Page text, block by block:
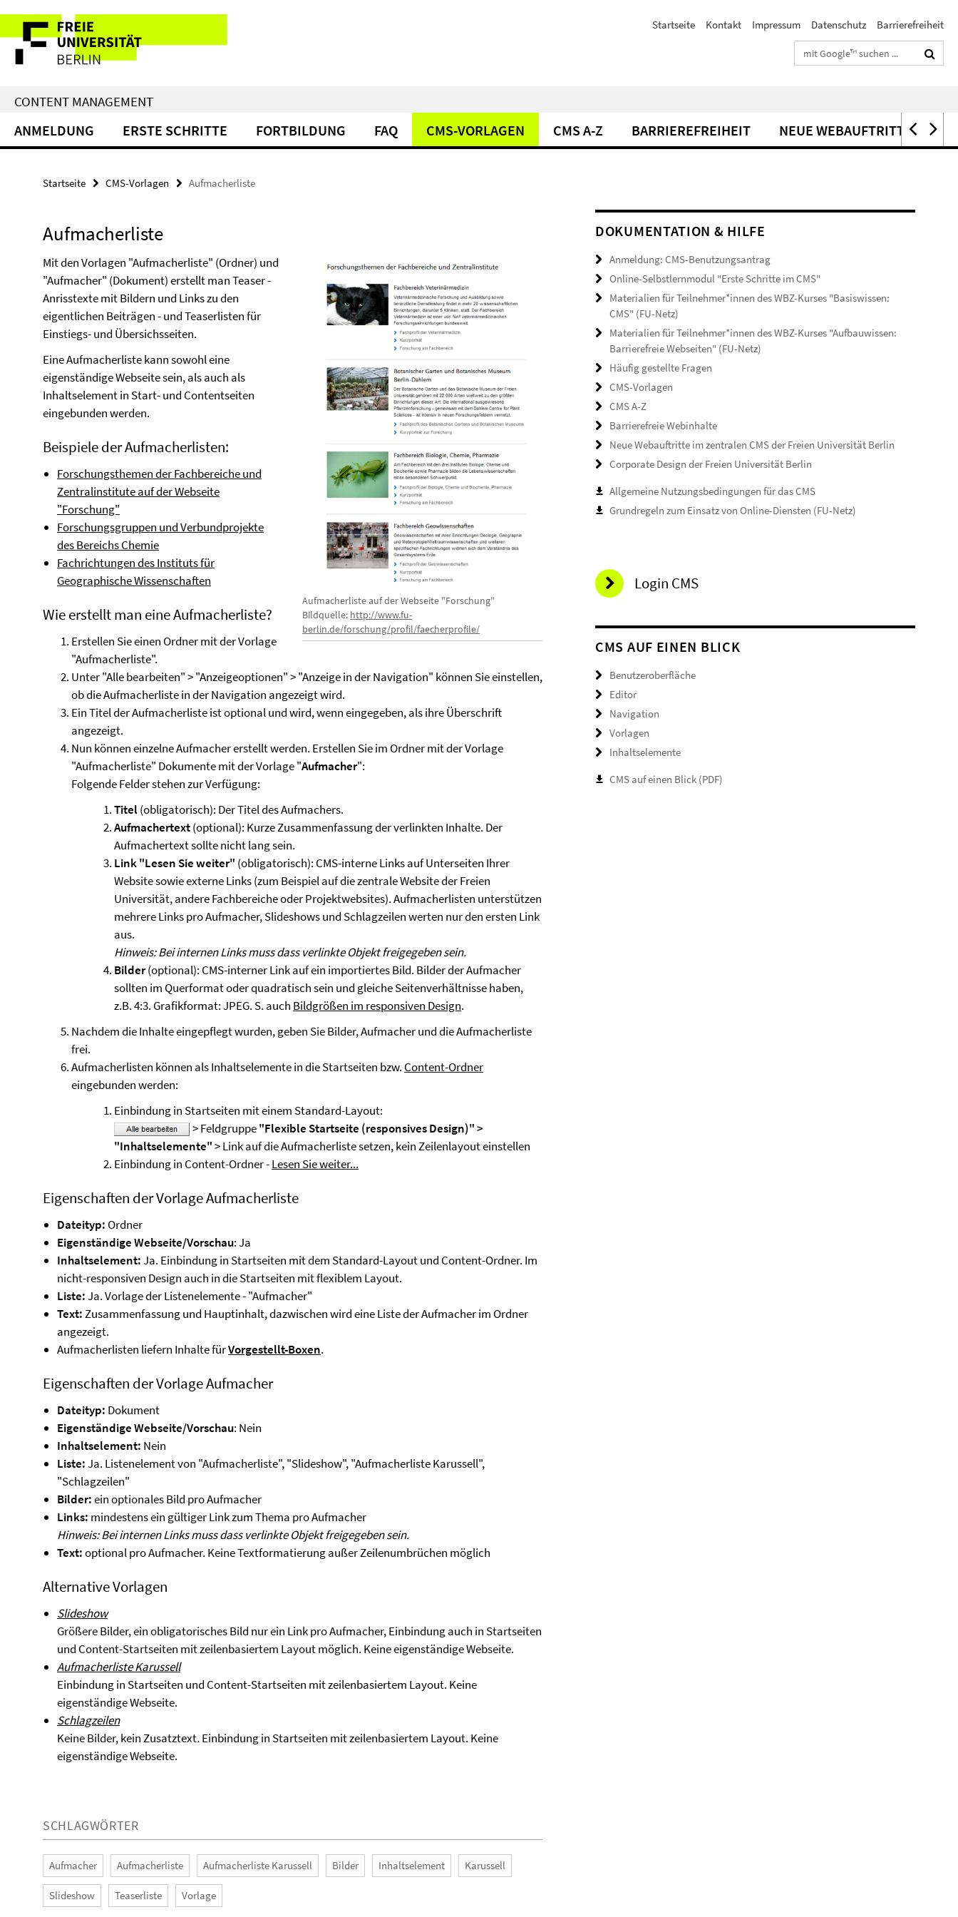
Service-
Navigation
Startseite Kontakt Impressum Datenschutz
Barrierefreiheit
Suchbegriffe
CONTENT MANAGEMENT
ANMELDUNG ERSTE SCHRITTE FORTBILDUNG FAQ CMS-VORLAGEN CMS A-Z BARRIEREFREIHEIT NEUE WEBAUFTRITTE
Startseite CMS-Vorlagen Aufmacherliste
Aufmacherliste
Aufmacherliste auf der Webseite "Forschung"
Bildquelle: http://www.fu-
berlin.de/forschung/profil/faecherprofile/
Mit den Vorlagen "Aufmacherliste" (Ordner) und
"Aufmacher" (Dokument) erstellt man Teaser -
Anrisstexte mit Bildern und Links zu den
eigentlichen Beiträgen - und Teaserlisten für
Einstiegs- und Übersichsseiten.
Eine Aufmacherliste kann sowohl eine
eigenständige Webseite sein, als auch als
Inhaltselement in Start- und Contentseiten
eingebunden werden.
Beispiele der Aufmacherlisten:
Forschungsthemen der Fachbereiche und
Zentralinstitute auf der Webseite
"Forschung"
Forschungsgruppen und Verbundprojekte
des Bereichs Chemie
Fachrichtungen des Instituts für
Geographische Wissenschaften
Wie erstellt man eine Aufmacherliste?
Erstellen Sie einen Ordner mit der Vorlage
"Aufmacherliste".
Unter "Alle bearbeiten" > "Anzeigeoptionen" > "Anzeige in der Navigation" können Sie einstellen,
ob die Aufmacherliste in der Navigation angezeigt wird.
Ein Titel der Aufmacherliste ist optional und wird, wenn eingegeben, als ihre Überschrift
angezeigt.
Nun können einzelne Aufmacher erstellt werden. Erstellen Sie im Ordner mit der Vorlage
"Aufmacherliste" Dokumente mit der Vorlage "Aufmacher":
Folgende Felder stehen zur Verfügung:
Titel(obligatorisch): Der Titel des Aufmachers.
Aufmachertext(optional): Kurze Zusammenfassung der verlinkten Inhalte. Der
Aufmachertext sollte nicht lang sein.
Link "Lesen Sie weiter" (obligatorisch): CMS-interne Links auf Unterseiten Ihrer
Website sowie externe Links (zum Beispiel auf die zentrale Website der Freien
Universität, andere Fachbereiche oder Projektwebsites). Aufmacherlisten unterstützen
mehrere Links pro Aufmacher, Slideshows und Schlagzeilen werten nur den ersten Link
aus.
Hinweis: Bei internen Links muss dass verlinkte Objekt freigegeben sein.
Bilder(optional): CMS-interner Link auf ein importiertes Bild. Bilder der Aufmacher
sollten im Querformat oder quadratisch sein und gleiche Seitenverhältnisse haben,
z.B. 4:3. Grafikformat: JPEG. S. auch Bildgrößen im responsiven Design.
Nachdem die Inhalte eingepflegt wurden, geben Sie Bilder, Aufmacher und die Aufmacherliste
frei.
Aufmacherlisten können als Inhaltselemente in die Startseiten bzw. Content-Ordner
eingebunden werden:
Einbindung in Startseiten mit einem Standard-Layout:
> Feldgruppe"Flexible Startseite (responsives Design)" >
"Inhaltselemente"> Link auf die Aufmacherliste setzen, kein Zeilenlayout einstellen
Einbindung in Content-Ordner -Lesen Sie weiter...
Eigenschaften der Vorlage Aufmacherliste
Dateityp: Ordner
Eigenständige Webseite/Vorschau: Ja
Inhaltselement:Ja. Einbindung in Startseiten mit dem Standard-Layout und Content-Ordner. Im
nicht-responsiven Design auch in die Startseiten mit flexiblem Layout.
Liste:Ja. Vorlage der Listenelemente - "Aufmacher"
Text:Zusammenfassung und Hauptinhalt, dazwischen wird eine Liste der Aufmacher im Ordner
angezeigt.
Aufmacherlisten liefern Inhalte fürVorgestellt-Boxen.
Eigenschaften der Vorlage Aufmacher
Dateityp: Dokument
Eigenständige Webseite/Vorschau: Nein
Inhaltselement: Nein
Liste:Ja. Listenelement von "Aufmacherliste", "Slideshow", "Aufmacherliste Karussell",
"Schlagzeilen"
Bilder:ein optionales Bild pro Aufmacher
Links: mindestens ein gültiger Link zum Thema pro Aufmacher
Hinweis: Bei internen Links muss dass verlinkte Objekt freigegeben sein.
Text:optional pro Aufmacher. Keine Textformatierung außer Zeilenumbrüchen möglich
Alternative Vorlagen
Slideshow
Größere Bilder, ein obligatorisches Bild nur ein Link pro Aufmacher, Einbindung auch in Startseiten
und Content-Startseiten mit zeilenbasiertem Layout möglich. Keine eigenständige Webseite.
Aufmacherliste Karussell
Einbindung in Startseiten und Content-Startseiten mit zeilenbasiertem Layout. Keine
eigenständige Webseite.
Schlagzeilen
Keine Bilder, kein Zusatztext.Einbindung in Startseiten mit zeilenbasiertem Layout. Keine
eigenständige Webseite.
SCHLAGWÖRTER
Aufmacher Aufmacherliste Aufmacherliste Karussell Bilder Inhaltselement Karussell
Slideshow Teaserliste Vorlage
DOKUMENTATION & HILFE
Anmeldung: CMS-Benutzungsantrag
Online-Selbstlernmodul "Erste Schritte im CMS"
Materialien für Teilnehmer*innen des WBZ-Kurses "Basiswissen:
CMS" (FU-Netz)
Materialien für Teilnehmer*innen des WBZ-Kurses "Aufbauwissen:
Barrierefreie Webseiten" (FU-Netz)
Häufig gestellte Fragen
CMS-Vorlagen
CMS A-Z
Barrierefreie Webinhalte
Neue Webauftritte im zentralen CMS der Freien Universität Berlin
Corporate Design der Freien Universität Berlin
Allgemeine Nutzungsbedingungen für das CMS
Grundregeln zum Einsatz von Online-Diensten (FU-Netz)
Login CMS
CMS AUF EINEN BLICK
Benutzeroberfläche
Editor
Navigation
Vorlagen
Inhaltselemente
CMS auf einen Blick (PDF)